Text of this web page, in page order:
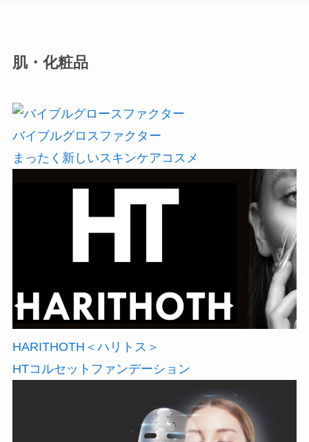
肌・化粧品
バイブルグロスファクター
まったく新しいスキンケアコスメ
HARITHOTH＜ハリトス＞
HTコルセットファンデーション